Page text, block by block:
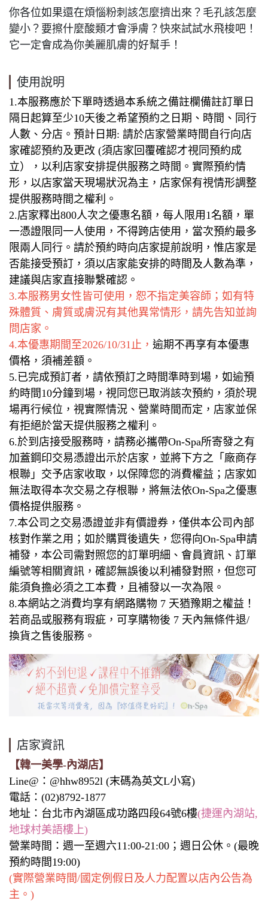
你各位如果還在煩惱粉刺該怎麼擠出來？毛孔該怎麼
變小？要擦什麼酸類才會淨膚？快來試試水飛梭吧！
它一定會成為你美麗肌膚的好幫手！
使用說明
1.本服務應於下單時透過本系統之備註欄備註訂單日
隔日起算至少10天後之希望預約之日期、時間、同行
人數、分店。預計日期: 請於店家營業時間自行向店
家確認預約及更改 (須店家回覆確認才視同預約成
立），以利店家安排提供服務之時間。實際預約情
形，以店家當天現場狀況為主，店家保有視情形調整
提供服務時間之權利。
2.店家釋出800人次之優惠名額，每人限用1名額，單
一憑證限同一人使用，不得跨店使用，當次預約最多
限兩人同行。請於預約時向店家提前說明，惟店家是
否能接受預訂，須以店家能安排的時間及人數為準，
建議與店家直接聯繫確認。
3.本服務男女性皆可使用，恕不指定美容師；如有特
殊體質、膚質或膚況有其他異常情形，請先告知並詢
問店家。
4.本優惠期間至2026/10/31止， 逾期不再享有本優惠
價格，須補差額。
5.已完成預訂者，請依預訂之時間準時到場，如逾預
約時間10分鐘到場，視同您已取消該次預約，須於現
場再行候位，視實際情況、營業時間而定，店家並保
有拒絕於當天提供服務之權利。
6.於到店接受服務時，請務必攜帶On-Spa所寄發之有
加蓋鋼印交易憑證出示於店家，並將下方之「廠商存
根聯」交予店家收取，以保障您的消費權益；店家如
無法取得本次交易之存根聯，將無法依On-Spa之優惠
價格提供服務。
7.本公司之交易憑證並非有價證券，僅供本公司內部
核對作業之用；如於購買後遺失，您得向On-Spa申請
補發，本公司需對照您的訂單明細、會員資訊、訂單
編號等相關資訊，確認無誤後以利補發對照，但您可
能須負擔必須之工本費，且補發以一次為限。
8.本網站之消費均享有網路購物 7 天猶豫期之權益！
若商品或服務有瑕疵，可享購物後 7 天內無條件退/
換貨之售後服務。
店家資訊
【韓一美學-內湖店】
Line@：@hhw8952l (末碼為英文L小寫)
電話：(02)8792-1877
地址：台北市內湖區成功路四段64號6樓(捷運內湖站,
地球村美語樓上)
營業時間：週一至週六11:00-21:00；週日公休。(最晚
預約時間19:00)
(實際營業時間/國定例假日及人力配置以店內公告為
主。)